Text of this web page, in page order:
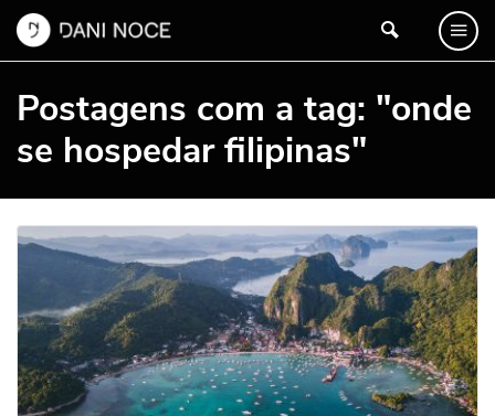
Postagens com a tag: "onde
se hospedar filipinas"